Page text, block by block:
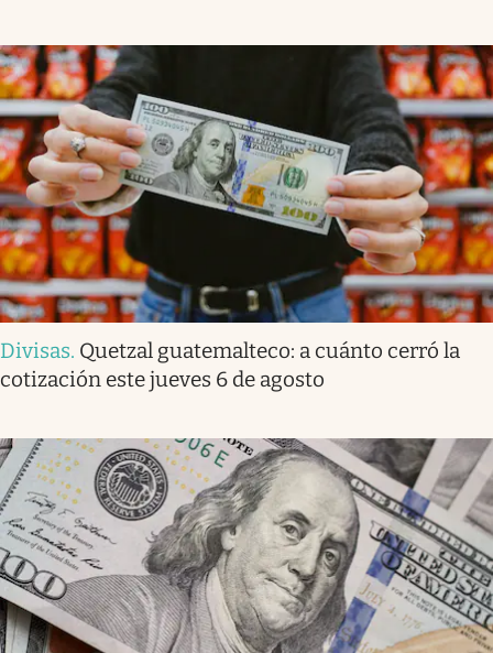
Divisas. Quetzal guatemalteco: a cuánto cerró la
cotización este jueves 6 de agosto